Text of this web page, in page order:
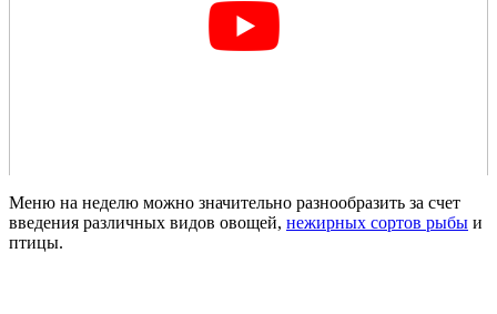
Меню на неделю можно значительно разнообразить за счет
введения различных видов овощей, нежирных сортов рыбы и
птицы.